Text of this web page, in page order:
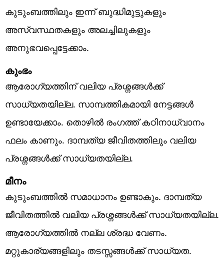
കുടുംബത്തിലും ഇന്ന് ബുദ്ധിമുട്ടുകളും
അസ്വസ്ഥതകളും അലച്ചിലുകളും
അനുഭവപ്പെട്ടേക്കാം.
കുംഭം
ആരോഗ്യത്തിന് വലിയ പ്രശ്നങ്ങൾക്ക്
സാധ്യതയില്ല. സാമ്പത്തികമായി നേട്ടങ്ങൾ
ഉണ്ടായേക്കാം. തൊഴിൽ രംഗത്ത് കഠിനാധ്വാനം
ഫലം കാണും. ദാമ്പത്യ ജീവിതത്തിലും വലിയ
പ്രശ്നങ്ങൾക്ക് സാധ്യതയില്ല.
മീനം
കുടുംബത്തിൽ സമാധാനം ഉണ്ടാകും. ദാമ്പത്യ
ജീവിതത്തിൽ വലിയ പ്രശ്നങ്ങൾക്ക് സാധ്യതയില്ല.
ആരോഗ്യത്തിൽ നല്ല ശ്രദ്ധ വേണം.
മറ്റുകാര്യങ്ങളിലും തടസ്സങ്ങൾക്ക് സാധ്യത.